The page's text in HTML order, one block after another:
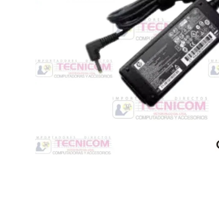
Suministros de Impresión
Punto de Venta
Accesorios y Periféricos
Protección Eléctrica
Software